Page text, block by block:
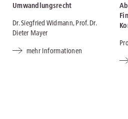
Umwandlungsrecht
Dr. Siegfried Widmann, Prof. Dr.
Dieter Mayer
mehr Informationen